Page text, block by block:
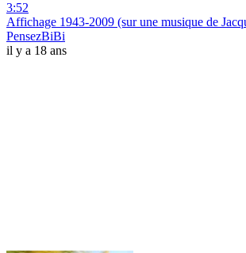
3:52
Affichage 1943-2009 (sur une musique de
PensezBiBi
il y a 18 ans